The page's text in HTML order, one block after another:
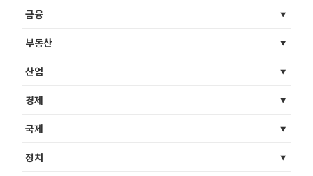
금융
부동산
산업
경제
국제
정치